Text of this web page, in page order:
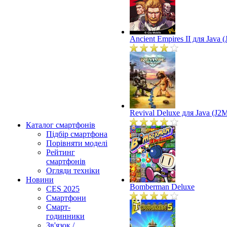
Каталог смартфонів
Підбір смартфона
Порівняти моделі
Рейтинг
смартфонів
Огляди техніки
Новини
CES 2025
Смартфони
Смарт-
годинники
Зв'язок /
Ancient Empires II для Java
Revival Deluxe для Java
Bomberman Deluxe